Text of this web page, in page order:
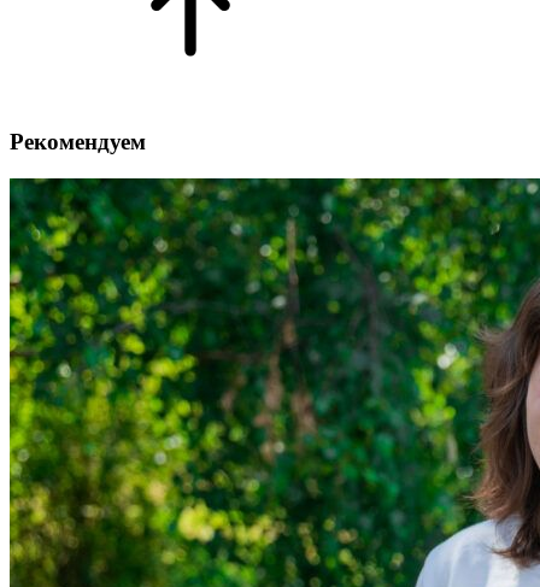
Рекомендуем